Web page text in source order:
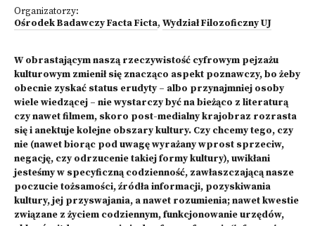
Organizatorzy:
Ośrodek Badawczy Facta Ficta, Wydział Filozoficzny UJ
W obrastającym naszą rzeczywistość cyfrowym pejzażu
kulturowym zmienił się znacząco aspekt poznawczy, bo żeby
obecnie zyskać status erudyty – albo przynajmniej osoby
wiele wiedzącej – nie wystarczy być na bieżąco z literaturą
czy nawet filmem, skoro post-medialny krajobraz rozrasta
się i anektuje kolejne obszary kultury. Czy chcemy tego, czy
nie (nawet biorąc pod uwagę wyrażany wprost sprzeciw,
negację, czy odrzucenie takiej formy kultury), uwikłani
jesteśmy w specyficzną codzienność, zawłaszczającą nasze
poczucie tożsamości, źródła informacji, pozyskiwania
kultury, jej przyswajania, a nawet rozumienia; nawet kwestie
związane z życiem codziennym, funkcjonowanie urzędów,